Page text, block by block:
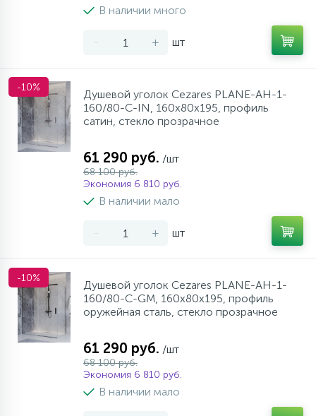
В наличии много
- + шт
-10%
Душевой уголок Cezares PLANE-AH-1-
160/80-C-IN, 160х80х195, профиль
сатин, стекло прозрачное
61 290 руб. /шт
68 100 руб.
Экономия 6 810 руб.
В наличии мало
- + шт
-10%
Душевой уголок Cezares PLANE-AH-1-
160/80-C-GM, 160х80х195, профиль
оружейная сталь, стекло прозрачное
61 290 руб. /шт
68 100 руб.
Экономия 6 810 руб.
В наличии мало